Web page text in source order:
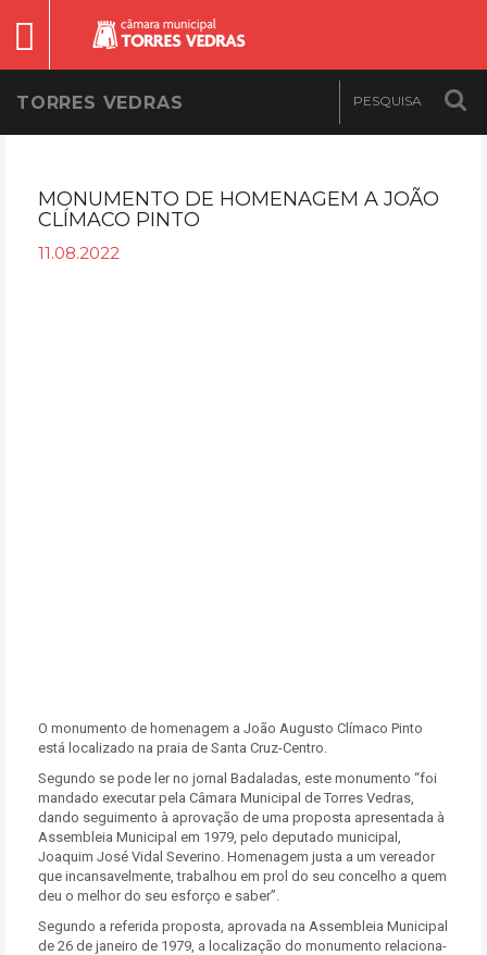
TORRES VEDRAS
MONUMENTO DE HOMENAGEM A JOÃO
CLÍMACO PINTO
11.08.2022
O monumento de homenagem a João Augusto Clímaco Pinto
está localizado na praia de Santa Cruz-Centro.
Segundo se pode ler no jornal Badaladas, este monumento “foi
mandado executar pela Câmara Municipal de Torres Vedras,
dando seguimento à aprovação de uma proposta apresentada à
Assembleia Municipal em 1979, pelo deputado municipal,
Joaquim José Vidal Severino. Homenagem justa a um vereador
que incansavelmente, trabalhou em prol do seu concelho a quem
deu o melhor do seu esforço e saber”.
Segundo a referida proposta, aprovada na Assembleia Municipal
de 26 de janeiro de 1979, a localização do monumento relaciona-